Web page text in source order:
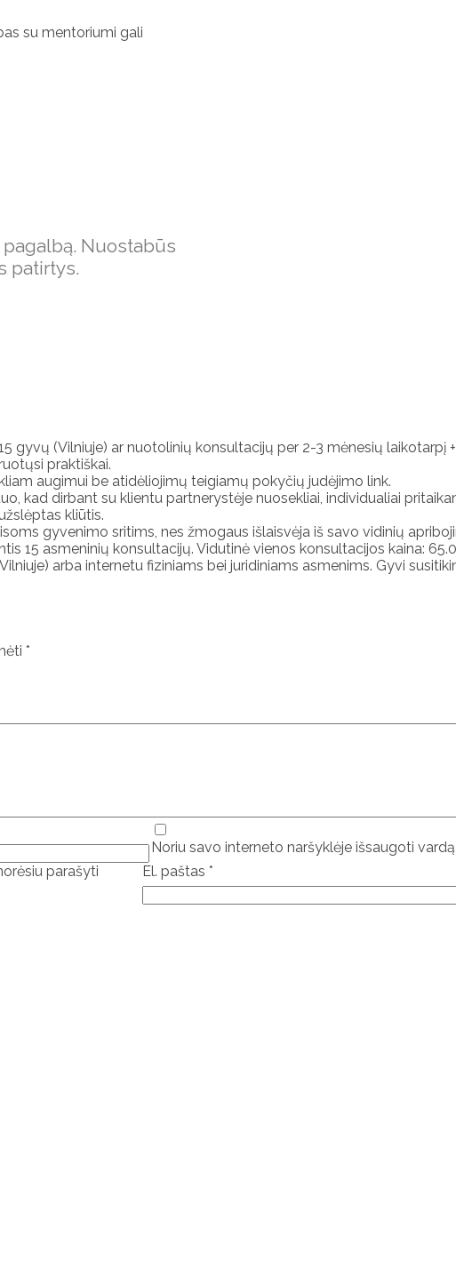
su mentoriumi gali
Nuostabūs
patirtys.
gyvų (Vilniuje) ar nuotolinių konsultacijų per 2-3 mėnesių laikotarpį
praktiškai.
augimui be atidėliojimų teigiamų pokyčių judėjimo link.
kad dirbant su klientu partnerystėje nuosekliai, individualiai
kliūtis.
gyvenimo sritims, nes žmogaus išlaisvėja iš savo vidinių
15 asmeninių konsultacijų. Vidutinė vienos konsultacijos kaina:
arba internetu fiziniams bei juridiniams asmenims. Gyvi
*
El. paštas *
Noriu savo interneto naršyklėje išsaugoti
parašyti